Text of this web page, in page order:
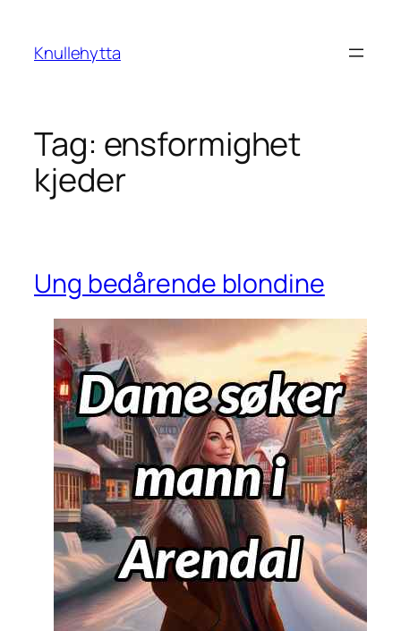
content
Knullehytta
Tag: ensformighet
kjeder
Ung bedårende blondine